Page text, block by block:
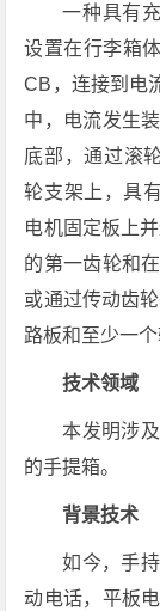
一种具有
设置在行李箱
CB，连接到电
中，电流发生
底部，通过滚
轮支架上，具
电机固定板上
的第一齿轮和
或通过传动齿
路板和至少一个
技术领域
本发明涉
的手提箱。
背景技术
如今，手
动电话，平板